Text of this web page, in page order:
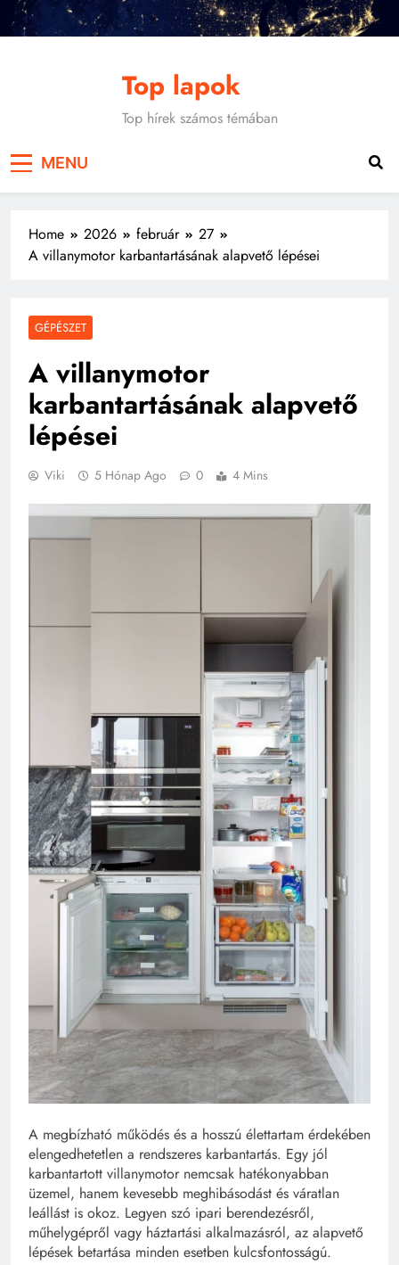
Skip
Top lapok
Top hírek számos témában
MENU
Home 2026 február
27
A villanymotor karbantartásának alapvető lépései
GÉPÉSZET
A villanymotor
karbantartásának alapvető
lépései
Viki 5 Hónap Ago 0 4 Mins
A megbízható működés és a hosszú élettartam érdekében
elengedhetetlen a rendszeres karbantartás. Egy jól
karbantartott villanymotor nemcsak hatékonyabban
üzemel, hanem kevesebb meghibásodást és váratlan
leállást is okoz. Legyen szó ipari berendezésről,
műhelygépről vagy háztartási alkalmazásról, az alapvető
lépések betartása minden esetben kulcsfontosságú.